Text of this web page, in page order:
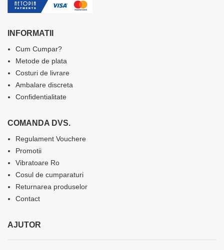
INFORMATII
Cum Cumpar?
Metode de plata
Costuri de livrare
Ambalare discreta
Confidentialitate
COMANDA DVS.
Regulament Vouchere
Promotii
Vibratoare Ro
Cosul de cumparaturi
Returnarea produselor
Contact
AJUTOR